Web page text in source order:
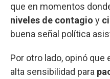
que en momentos
niveles de contagio y
buena señal política
Por otro lado, opinó
alta sensibilidad para